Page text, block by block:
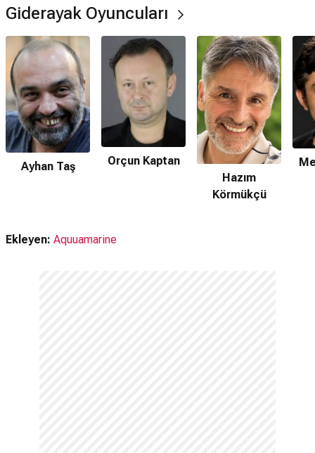
Giderayak Oyuncuları
Ayhan Taş
Orçun Kaptan
Hazım
Körmükçü
Ekleyen: Aquuamarine